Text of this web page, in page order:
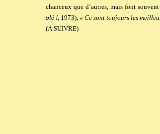
chanceux que d’autres, mais font
olé ! , 1973), « Ce sont toujours les
(À SUIVRE)